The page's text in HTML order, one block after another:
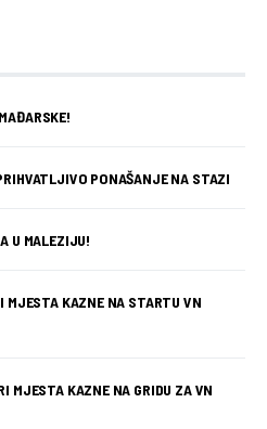
PONAŠANJE NA STAZI
U MALEZIJU!
KAZNE NA STARTU VN
MJESTA KAZNE NA GRIDU ZA VN